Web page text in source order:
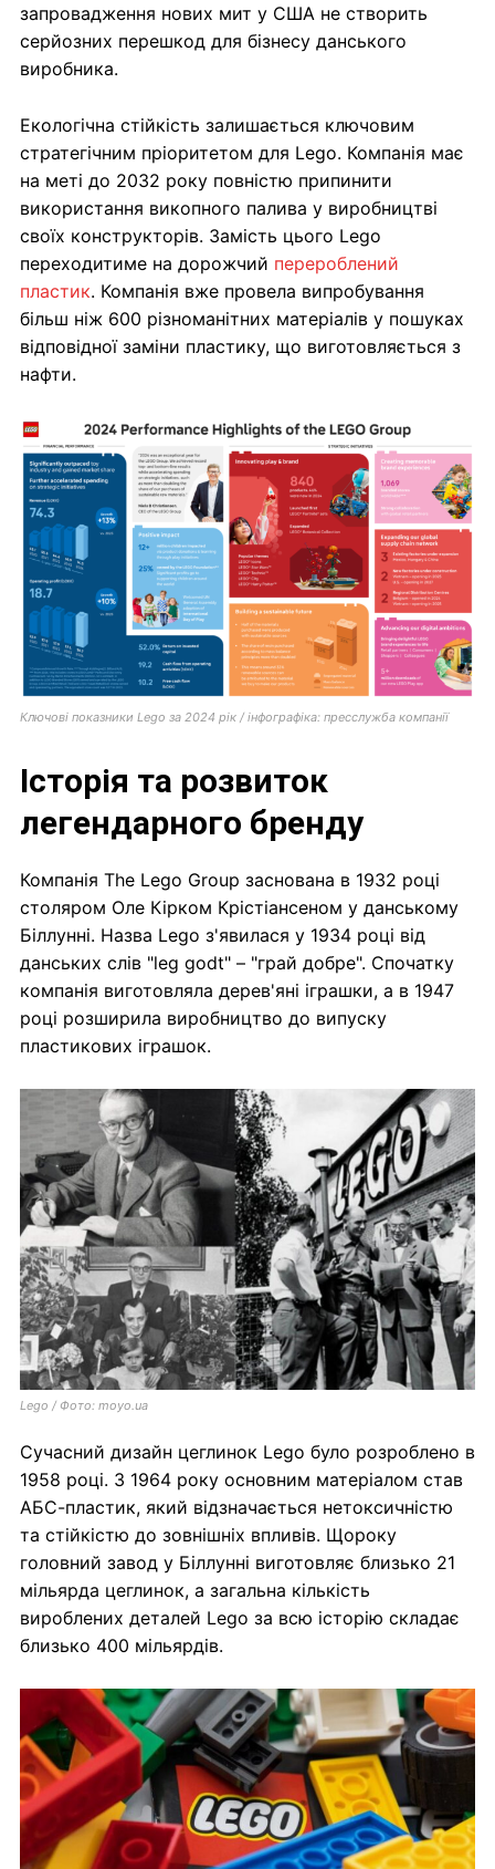
запровадження нових мит у США не створить
серйозних перешкод для бізнесу данського
виробника.
Екологічна стійкість залишається ключовим
стратегічним пріоритетом для Lego. Компанія має
на меті до 2032 року повністю припинити
використання викопного палива у виробництві
своїх конструкторів. Замість цього Lego
переходитиме на дорожчий перероблений
пластик. Компанія вже провела випробування
більш ніж 600 різноманітних матеріалів у пошуках
відповідної заміни пластику, що виготовляється з
нафти.
Ключові показники Lego за 2024 рік / інфографіка: пресслужба компанії
Історія та розвиток
легендарного бренду
Компанія The Lego Group заснована в 1932 році
столяром Оле Кірком Крістіансеном у данському
Біллунні. Назва Lego з'явилася у 1934 році від
данських слів "leg godt" – "грай добре". Спочатку
компанія виготовляла дерев'яні іграшки, а в 1947
році розширила виробництво до випуску
пластикових іграшок.
Lego / Фото: moyo.ua
Сучасний дизайн цеглинок Lego було розроблено в
1958 році. З 1964 року основним матеріалом став
АБС-пластик, який відзначається нетоксичністю
та стійкістю до зовнішніх впливів. Щороку
головний завод у Біллунні виготовляє близько 21
мільярда цеглинок, а загальна кількість
вироблених деталей Lego за всю історію складає
близько 400 мільярдів.